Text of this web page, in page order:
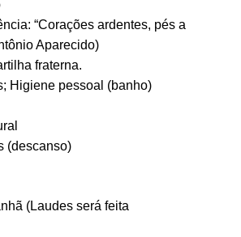
“Corações ardentes, pés a
Aparecido)
fraterna.
Higiene pessoal (banho)
(descanso)
(Laudes será feita